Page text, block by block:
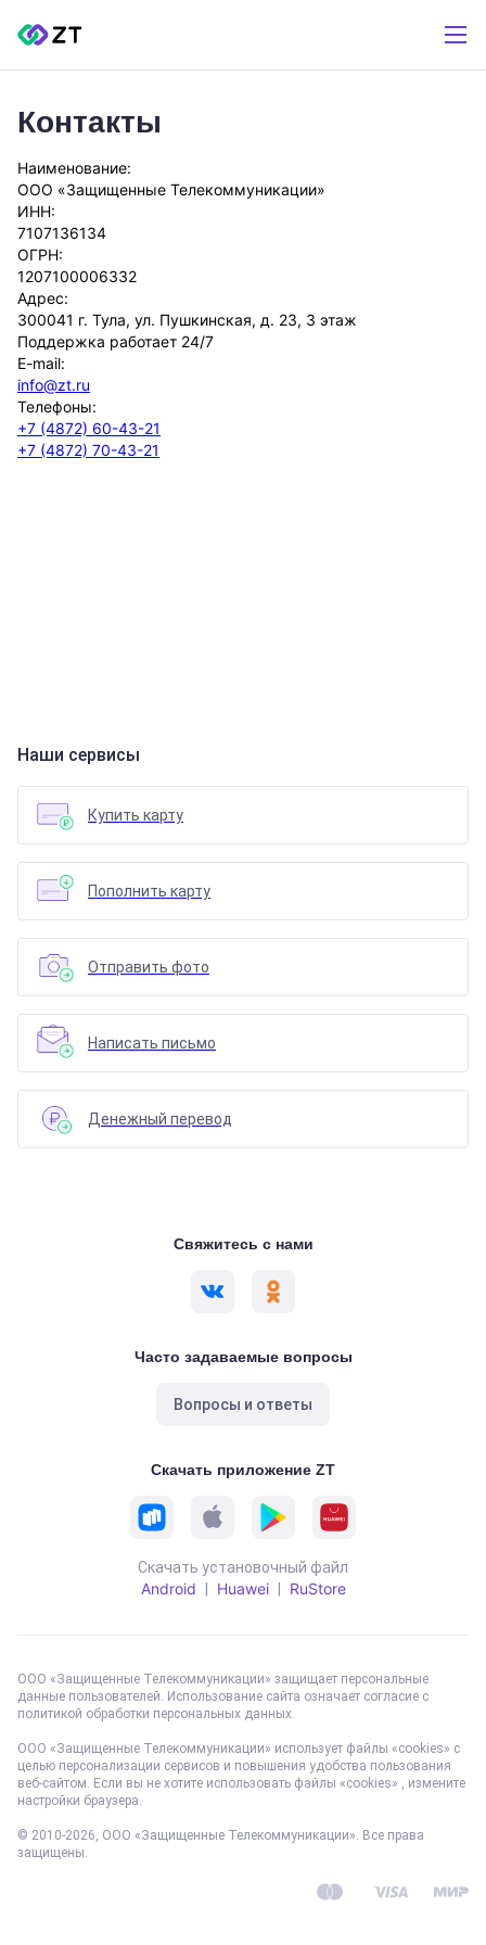
Контакты
Наименование:
ООО «Защищенные Телекоммуникации»
ИНН:
7107136134
ОГРН:
1207100006332
Адрес:
300041 г. Тула, ул. Пушкинская, д. 23, 3 этаж
Поддержка работает 24/7
E-mail:
info@zt.ru
Телефоны:
+7 (4872) 60-43-21
+7 (4872) 70-43-21
Наши сервисы
Купить карту
Пополнить карту
Отправить фото
Написать письмо
Денежный перевод
Скачать приложение ZT
Скачать установочный файл
Android Huawei RuStore
Свяжитесь с нами
Часто задаваемые вопросы
Вопросы и ответы
ООО «Защищенные Телекоммуникации» защищает персональные
данные пользователей. Использование сайта означает согласие с
политикой обработки персональных данных.
ООО «Защищенные Телекоммуникации» использует файлы «cookies» с
целью персонализации сервисов и повышения удобства пользования
веб-сайтом. Если вы не хотите использовать файлы «cookies» , измените
настройки браузера.
© 2010-2026, ООО «Защищенные Телекоммуникации». Все права
защищены.